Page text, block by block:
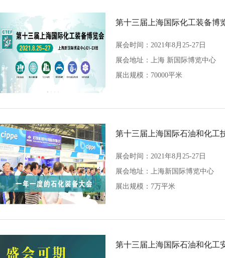
第十三届上海国际化工装备博
展会时间：2021年8月25-27日
展会地址： 上海 新国际博览中心
展出规模：70000平米
第十三届上海国际石油和化工
展会时间：2021年8月25-27日
展会地址： 上海新国际博览中心
展出规模：7万平米
第十三届上海国际石油和化工